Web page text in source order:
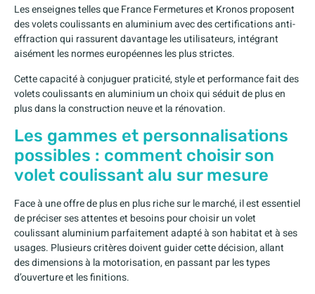
Les enseignes telles que France Fermetures et Kronos proposent
des volets coulissants en aluminium avec des certifications anti-
effraction qui rassurent davantage les utilisateurs, intégrant
aisément les normes européennes les plus strictes.
Cette capacité à conjuguer praticité, style et performance fait des
volets coulissants en aluminium un choix qui séduit de plus en
plus dans la construction neuve et la rénovation.
Les gammes et personnalisations
possibles : comment choisir son
volet coulissant alu sur mesure
Face à une offre de plus en plus riche sur le marché, il est essentiel
de préciser ses attentes et besoins pour choisir un volet
coulissant aluminium parfaitement adapté à son habitat et à ses
usages. Plusieurs critères doivent guider cette décision, allant
des dimensions à la motorisation, en passant par les types
d’ouverture et les finitions.